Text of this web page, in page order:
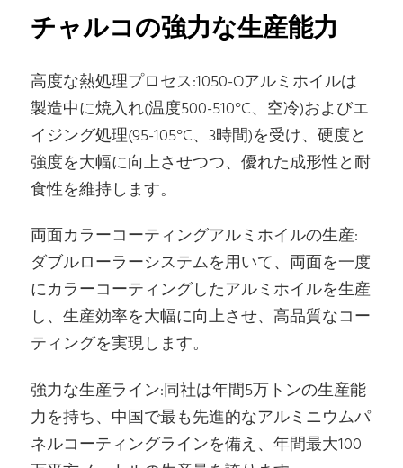
チャルコの強力な生産能力
高度な熱処理プロセス:1050-Oアルミホイルは
製造中に焼入れ(温度500-510°C、空冷)およびエ
イジング処理(95-105°C、3時間)を受け、硬度と
強度を大幅に向上させつつ、優れた成形性と耐
食性を維持します。
両面カラーコーティングアルミホイルの生産:
ダブルローラーシステムを用いて、両面を一度
にカラーコーティングしたアルミホイルを生産
し、生産効率を大幅に向上させ、高品質なコー
ティングを実現します。
強力な生産ライン:同社は年間5万トンの生産能
力を持ち、中国で最も先進的なアルミニウムパ
ネルコーティングラインを備え、年間最大100